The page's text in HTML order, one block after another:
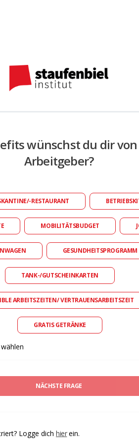
wünschst du dir
Arbeitgeber?
RESTAURANT
MOBILITÄTSBUDGET
GESUNDHEITSPROGRAMM
TANK-/GUTSCHEINKARTEN
ARBEITSZEITEN/ VERTRAUENSARBEITSZEIT
GRATIS GETRÄNKE
NÄCHSTE FRAGE
Logge dich hierein.